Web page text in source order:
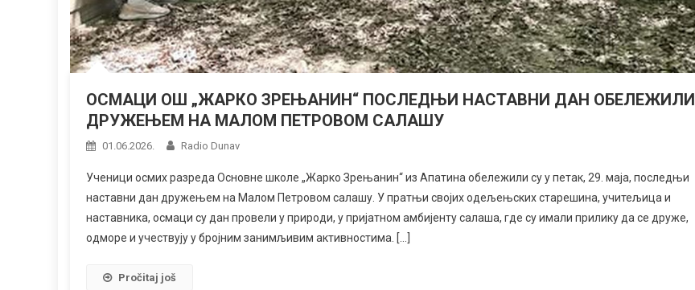
ОСМАЦИ ОШ „ЖАРКО ЗРЕЊАНИН“ ПОСЛЕДЊИ НАСТАВНИ ДАН ОБЕЛЕЖИЛИ
ДРУЖЕЊЕМ НА МАЛОМ ПЕТРОВОМ САЛАШУ
01.06.2026. Radio Dunav
Ученици осмих разреда Основне школе „Жарко Зрењанин“ из Апатина обележили су у петак, 29. маја, последњи
наставни дан дружењем на Малом Петровом салашу. У пратњи својих одељењских старешина, учитељица и
наставника, осмаци су дан провели у природи, у пријатном амбијенту салаша, где су имали прилику да се друже,
одморе и учествују у бројним занимљивим активностима. […]
Pročitaj još